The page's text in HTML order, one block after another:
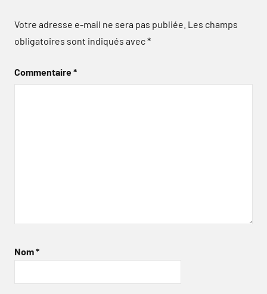
Votre adresse e-mail ne sera pas publiée. Les champs
obligatoires sont indiqués avec*
Commentaire*
Nom*